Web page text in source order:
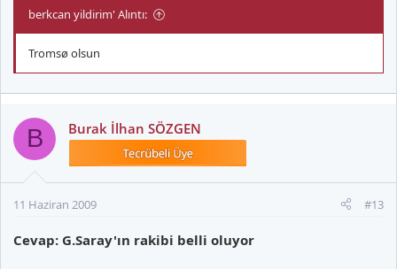
berkcan yildirim' Alıntı:
Tromsø olsun
B Burak İlhan SÖZGEN
11 Haziran 2009 #13
Cevap: G.Saray'ın rakibi belli oluyor